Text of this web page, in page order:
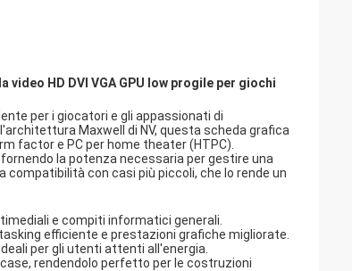
video HD DVI VGA GPU low progile per giochi
per i giocatori e gli appassionati di
Maxwell di NV, questa scheda grafica
factor e PC per home theater (HTPC).
fornendo la potenza necessaria per gestire una
compatibilità con casi più piccoli, che lo rende un
e compiti informatici generali.
efficiente e prestazioni grafiche migliorate.
per gli utenti attenti all'energia.
rendendolo perfetto per le costruzioni